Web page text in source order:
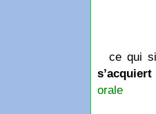
ce qui
orale